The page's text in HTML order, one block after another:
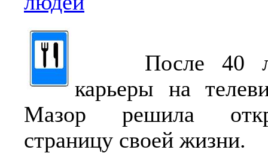
После 40
карьеры на
Мазор решила
страницу своей жизни.